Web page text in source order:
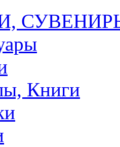
Книги